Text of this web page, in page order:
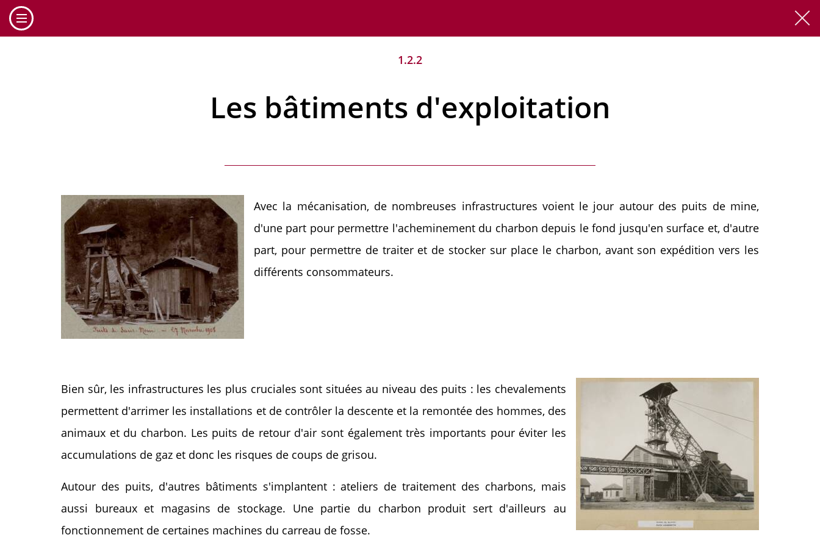
1.2.2
Les bâtiments d'exploitation
Avec la mécanisation, de nombreuses infrastructures voient le jour autour des puits de mine,
d'une part pour permettre l'acheminement du charbon depuis le fond jusqu'en surface et, d'autre
part, pour permettre de traiter et de stocker sur place le charbon, avant son expédition vers les
différents consommateurs.
Bien sûr, les infrastructures les plus cruciales sont situées au niveau des puits : les chevalements
permettent d'arrimer les installations et de contrôler la descente et la remontée des hommes, des
animaux et du charbon. Les puits de retour d'air sont également très importants pour éviter les
accumulations de gaz et donc les risques de coups de grisou.
Autour des puits, d'autres bâtiments s'implantent : ateliers de traitement des charbons, mais
aussi bureaux et magasins de stockage. Une partie du charbon produit sert d'ailleurs au
fonctionnement de certaines machines du carreau de fosse.
Cookies management panel